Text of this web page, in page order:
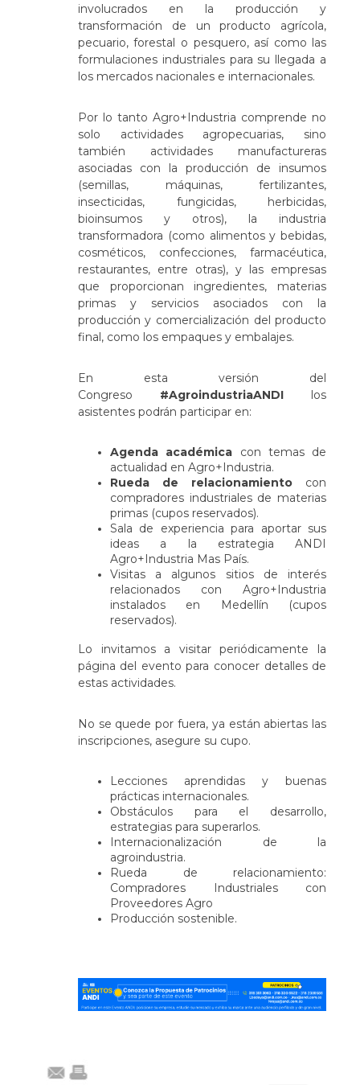
involucrados en la producción y
transformación de un producto agrícola,
pecuario, forestal o pesquero, así como las
formulaciones industriales para su llegada a
los mercados nacionales e internacionales.
Por lo tanto Agro+Industria comprende no
solo actividades agropecuarias, sino
también actividades manufactureras
asociadas con la producción de insumos
(semillas, máquinas, fertilizantes,
insecticidas, fungicidas, herbicidas,
bioinsumos y otros), la industria
transformadora (como alimentos y bebidas,
cosméticos, confecciones, farmacéutica,
restaurantes, entre otras), y las empresas
que proporcionan ingredientes, materias
primas y servicios asociados con la
producción y comercialización del producto
final, como los empaques y embalajes.
En esta versión del
Congreso #AgroindustriaANDI los
asistentes podrán participar en:
Agenda académica con temas de
actualidad en Agro+Industria.
Rueda de relacionamiento con
compradores industriales de materias
primas (cupos reservados).
Sala de experiencia para aportar sus
ideas a la estrategia ANDI
Agro+Industria Mas País.
Visitas a algunos sitios de interés
relacionados con Agro+Industria
instalados en Medellín (cupos
reservados).
Lo invitamos a visitar periódicamente la
página del evento para conocer detalles de
estas actividades.
No se quede por fuera, ya están abiertas las
inscripciones, asegure su cupo.
Lecciones aprendidas y buenas
prácticas internacionales.
Obstáculos para el desarrollo,
estrategias para superarlos.
Internacionalización de la
agroindustria.
Rueda de relacionamiento:
Compradores Industriales con
Proveedores Agro
Producción sostenible.